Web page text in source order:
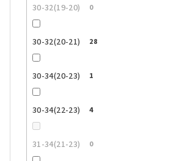
30-32(19-20) 0
30-32(20-21) 28
30-34(20-23) 1
30-34(22-23) 4
31-34(21-23) 0